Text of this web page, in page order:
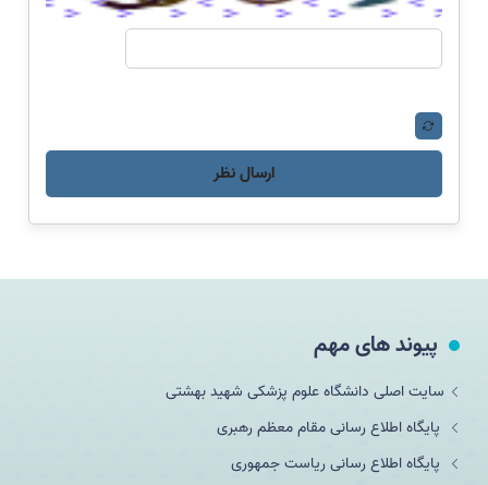
ارسال نظر
پیوند های مهم
سایت اصلی دانشگاه علوم پزشکی شهید بهشتی
پایگاه اطلاع رسانی مقام معظم رهبری
پایگاه اطلاع رسانی ریاست جمهوری